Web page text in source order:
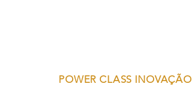
POWER CLASS INOVAÇÃO